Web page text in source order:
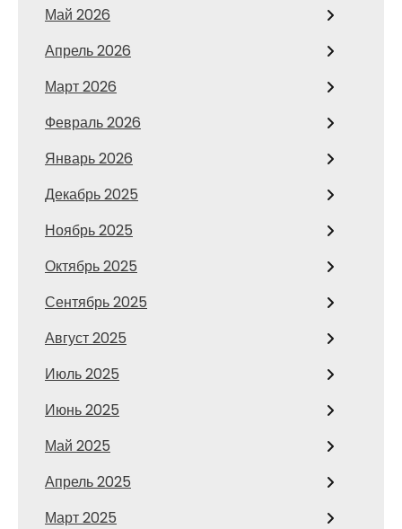
Май 2026
Апрель 2026
Март 2026
Февраль 2026
Январь 2026
Декабрь 2025
Ноябрь 2025
Октябрь 2025
Сентябрь 2025
Август 2025
Июль 2025
Июнь 2025
Май 2025
Апрель 2025
Март 2025